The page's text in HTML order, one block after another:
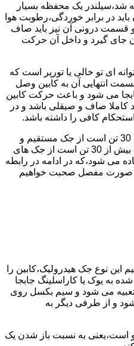
شد،سیلندر یک محفظه بسیار
در برابر خوردگی،رطوبت هوا
قسمت درونی آن نیز باید صاف
جای گیرد و داخل آن حرکت
ای تو خالی یا تورپر است که
انتهایی آن به کابین وصل
می شود و باعث حرکت کابین
صاف و صیقلی باشد و در
کافی را داشته باشد.
برای آسانسورهایی که ظرفیتشان 30 تن است از جک مستقیم و
برای آسانسورهایی که ظرفیتشان بیش از 30 تن است از جک های
می شود،که در ادامه در رابطه
به صورت مفصل صحبت خواهیم
نوع جک هیدرولیک،کابین را
به یوک یا کاراسلینگ جابجا
می شود و سیم بکسل روی
و از طرفی دیگر به
است،یعنی به نسبت باز شدن یک